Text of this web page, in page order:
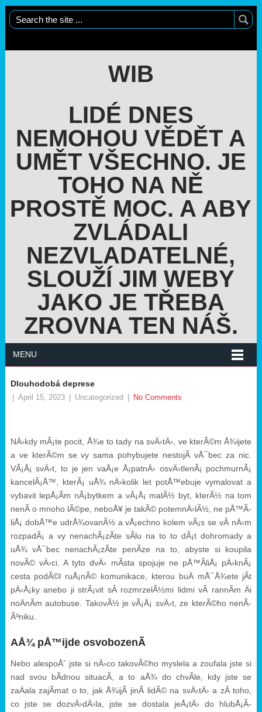
WIB
LIDÉ DNES
NEMOHOU VĚDĚT A
UMĚT VŠECHNO. JE
TOHO NA NĚ
PROSTĚ MOC. A ABY
ZVLÁDALI
NEZVLADATELNÉ,
SLOUŽÍ JIM WEBY
JAKO JE TŘEBA
ZROVNA TEN NÁŠ.
MENU
Dlouhodobá deprese
April 15, 2023 Uncategorized No Comments
NÄ›kdy mÃ¡te pocit, Å¾e to tady na svÄ›tÄ›, ve kterÃ©m Å¾ijete
a ve kterÃ©m se vy sama pohybujete nestojÃ­ vÅ¯bec za nic.
VÃ¡Å¡ svÄ›t, to je jen vaÅ¡e Å¡patnÄ› osvÄ›tlenÃ¡ pochmurnÃ¡
kancelÃ¡Å™, kterÃ¡ uÅ¾ nÄ›kolik let potÅ™ebuje vymalovat a
vybavit lepÅ¡Ã­m nÃ¡bytkem a vÃ¡Å¡ malÃ½ byt, kterÃ½ na tom
nenÃ­ o mnoho lÃ©pe, neboÅ¥ je takÃ© potemnÄ›lÃ½, ne pÅ™Ã­
liÅ¡ dobÅ™e udrÅ¾ovanÃ½ a vÅ¡echno kolem vÃ¡s se vÂ nÄ›m
rozpadÃ¡ a vy nenachÃ¡zÃ­te sÃ­lu na to to dÃ¡t dohromady a
uÅ¾ vÅ¯bec nenachÃ¡zÃ­te penÃ­ze na to, abyste si koupila
novÃ© vÄ›ci. A tyto dvÄ› mÃ­sta spojuje ne pÅ™Ã­liÅ¡ pÄ›knÃ¡
cesta podÃ©l ruÅ¡nÃ© komunikace, kterou buÄ mÅ¯Å¾ete jÃ­t
pÄ›Å¡ky anebo ji strÃ¡vit sÂ rozmrzelÃ½mi lidmi vÂ rannÃ­m Äi
noÄnÃ­m autobuse. TakovÃ½ je vÃ¡Å¡ svÄ›t, ze kterÃ©ho nenÃ­
Ãºniku.
AÅ¾ pÅ™ijde osvobozenÃ­
Nebo alespoÅˆ jste si nÄ›co takovÃ©ho myslela a zoufala jste si
nad svou bÃ­dnou situacÃ­, a to aÅ¾ do chvÃ­le, kdy jste se
zaÄala zajÃ­mat o to, jak Å¾ijÃ­ jinÃ­ lidÃ© na svÄ›tÄ› a zÂ toho,
co jste se dozvÄ›dÄ›la, jste se dostala jeÅ¡tÄ› do hlubÅ¡Ã­